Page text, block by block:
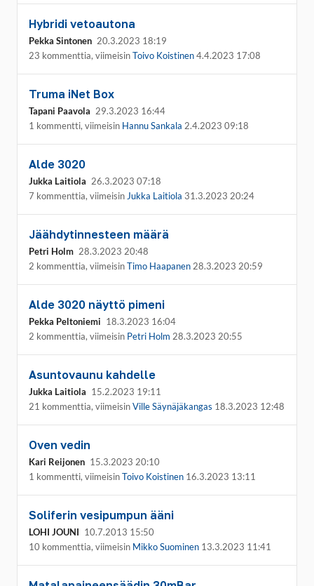
Hybridi vetoautona
Pekka Sintonen 20.3.2023 18:19
23 kommenttia, viimeisinToivo Koistinen4.4.2023 17:08
Truma iNet Box
Tapani Paavola 29.3.2023 16:44
1 kommentti, viimeisin Hannu Sankala 2.4.2023 09:18
Alde 3020
Jukka Laitiola 26.3.2023 07:18
7 kommenttia, viimeisin Jukka Laitiola 31.3.2023 20:24
Jäähdytinnesteen määrä
Petri Holm 28.3.2023 20:48
2 kommenttia, viimeisinTimo Haapanen 28.3.2023 20:59
Alde 3020 näyttö pimeni
Pekka Peltoniemi 18.3.2023 16:04
2 kommenttia, viimeisin Petri Holm 28.3.2023 20:55
Asuntovaunu kahdelle
Jukka Laitiola 15.2.2023 19:11
21 kommenttia, viimeisinVille Säynäjäkangas 18.3.2023 12:48
Oven vedin
Kari Reijonen 15.3.2023 20:10
1 kommentti, viimeisinToivo Koistinen 16.3.2023 13:11
Soliferin vesipumpun ääni
LOHI JOUNI 10.7.2013 15:50
10 kommenttia, viimeisin Mikko Suominen 13.3.2023 11:41